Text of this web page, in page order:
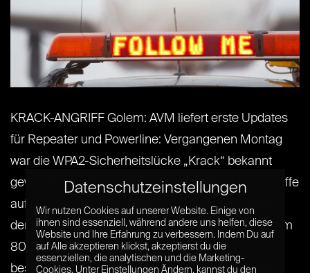
KRACK-ANGRIFF Golem: AVM liefert erste Updates
für Repeater und Powerline: Vergangenen Montag
war die WPA2-Sicherheitslücke „Krack“ bekannt
geworden. Im 802.11-Protokoll ermöglicht sie Angriffe
auf die WLAN-Verschlüsselung, ohne das Passwot
der Nutzer auszulesen. Die Angriffe betrifft vor allem
802.11-Implementierungen verschiedener Clients,
besonders bei Smartphones. Nun hat der Berliner
Datenschutzeinstellungen
Wir nutzen Cookies auf unserer Website. Einige von
ihnen sind essenziell, während andere uns helfen, diese
Website und Ihre Erfahrung zu verbessern. Indem Du auf
auf Alle akzeptieren klickst, akzeptierst du die
essenziellen, die analytischen und die Marketing-
Cookies. Unter Einstellungen Ändern, kannst du den